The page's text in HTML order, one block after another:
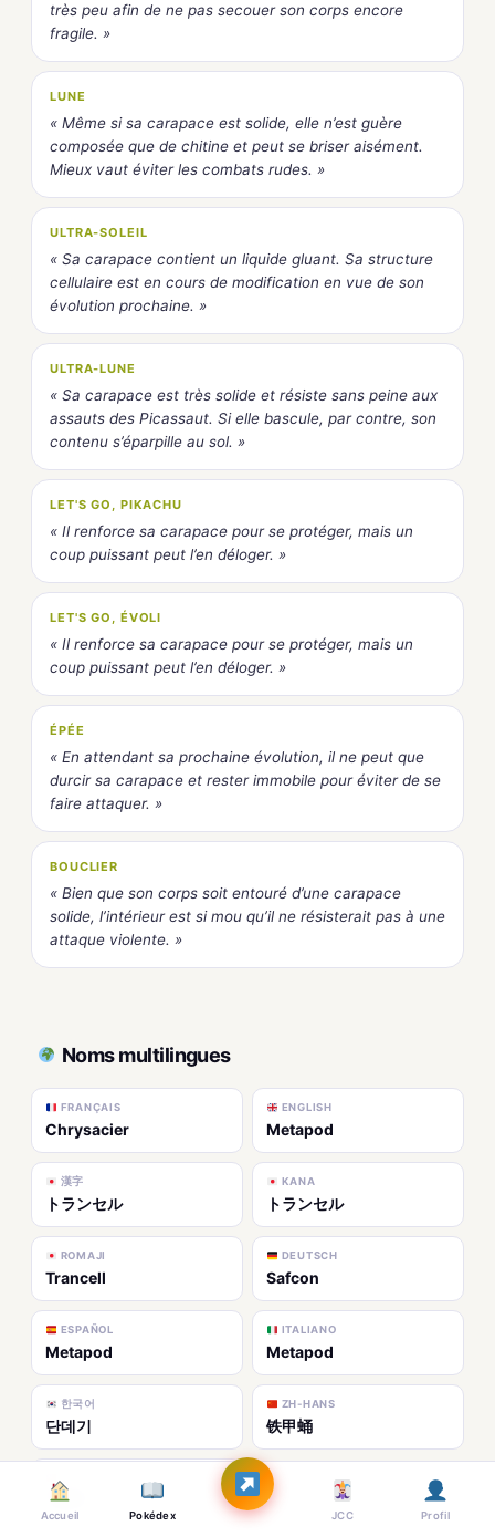
très peu afin de ne pas secouer son corps encore
fragile. »
LUNE
« Même si sa carapace est solide, elle n’est guère
composée que de chitine et peut se briser aisément.
Mieux vaut éviter les combats rudes. »
ULTRA-SOLEIL
« Sa carapace contient un liquide gluant. Sa structure
cellulaire est en cours de modification en vue de son
évolution prochaine. »
ULTRA-LUNE
« Sa carapace est très solide et résiste sans peine aux
assauts des Picassaut. Si elle bascule, par contre, son
contenu s’éparpille au sol. »
LET'S GO, PIKACHU
« Il renforce sa carapace pour se protéger, mais un
coup puissant peut l’en déloger. »
LET'S GO, ÉVOLI
« Il renforce sa carapace pour se protéger, mais un
coup puissant peut l’en déloger. »
ÉPÉE
« En attendant sa prochaine évolution, il ne peut que
durcir sa carapace et rester immobile pour éviter de se
faire attaquer. »
BOUCLIER
« Bien que son corps soit entouré d’une carapace
solide, l’intérieur est si mou qu’il ne résisterait pas à une
attaque violente. »
Noms multilingues
FRANÇAIS
Chrysacier
ENGLISH
Metapod
漢字
トランセル
KANA
トランセル
ROMAJI
Trancell
DEUTSCH
Safcon
ESPAÑOL
Metapod
ITALIANO
Metapod
한국어
단데기
ZH-HANS
铁甲蛹
鐵甲蛹
Accueil Pokédex JCC Profil